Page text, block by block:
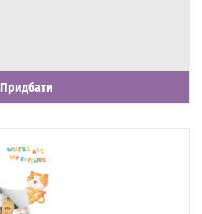
Придбати